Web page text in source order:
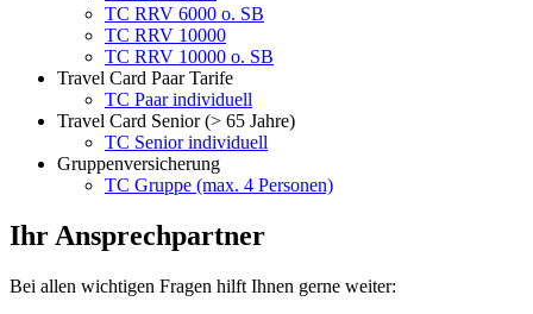
TC RRV 6000 o. SB
TC RRV 10000
TC RRV 10000 o. SB
Travel Card Paar Tarife
TC Paar individuell
Travel Card Senior (> 65 Jahre)
TC Senior individuell
Gruppenversicherung
TC Gruppe (max. 4 Personen)
Ihr Ansprechpartner
Bei allen wichtigen Fragen hilft Ihnen gerne weiter: